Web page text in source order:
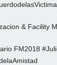
& Facility
FM2018